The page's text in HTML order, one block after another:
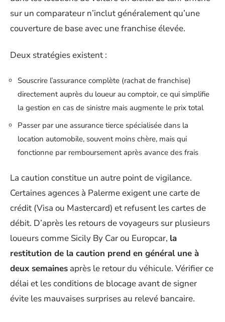
sur un comparateur n’inclut généralement qu’une
couverture de base avec une franchise élevée.
Deux stratégies existent :
Souscrire l’assurance complète (rachat de franchise)
directement auprès du loueur au comptoir, ce qui simplifie
la gestion en cas de sinistre mais augmente le prix total
Passer par une assurance tierce spécialisée dans la
location automobile, souvent moins chère, mais qui
fonctionne par remboursement après avance des frais
La caution constitue un autre point de vigilance.
Certaines agences à Palerme exigent une carte de
crédit (Visa ou Mastercard) et refusent les cartes de
débit. D’après les retours de voyageurs sur plusieurs
loueurs comme Sicily By Car ou Europcar, la
restitution de la caution prend en général une à
deux semaines après le retour du véhicule. Vérifier ce
délai et les conditions de blocage avant de signer
évite les mauvaises surprises au relevé bancaire.